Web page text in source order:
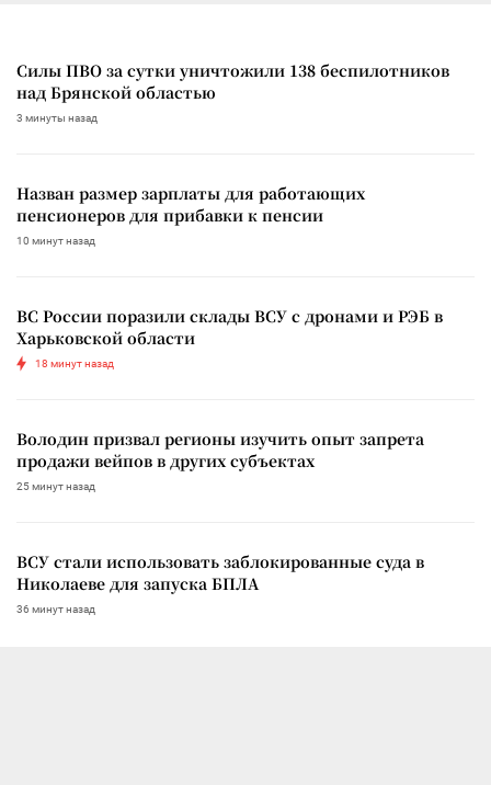
Силы ПВО за сутки уничтожили 138 беспилотников
над Брянской областью
3 минуты назад
Назван размер зарплаты для работающих
пенсионеров для прибавки к пенсии
10 минут назад
ВС России поразили склады ВСУ с дронами и РЭБ в
Харьковской области
18 минут назад
Володин призвал регионы изучить опыт запрета
продажи вейпов в других субъектах
25 минут назад
ВСУ стали использовать заблокированные суда в
Николаеве для запуска БПЛА
36 минут назад